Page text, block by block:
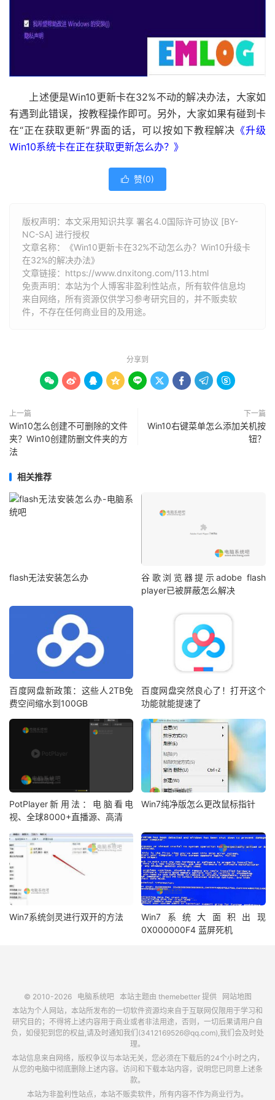
上述便是Win10更新卡在32%不动的解决办法，大家如
有遇到此错误，按教程操作即可。另外，大家如果有碰到卡
在“正在获取更新”界面的话，可以按如下教程解决 《升级
Win10系统卡在正在获取更新怎么办？》
 赞(0)
版权声明：本文采用知识共享 署名4.0国际许可协议 [BY-
NC-SA] 进行授权
文章名称：《Win10更新卡在32%不动怎么办？Win10升级卡
在32%的解决办法》
文章链接： https://www.dnxitong.com/113.html
免责声明：本站为个人博客非盈利性站点，所有软件信息均
来自网络，所有资源仅供学习参考研究目的，并不贩卖软
件，不存在任何商业目的及用途。
分享到
        
上一篇
Win10怎么创建不可删除的文件
夹？Win10创建防删文件夹的方
法
下一篇
Win10右键菜单怎么添加关机按
钮？
相关推荐
flash无法安装怎么办
谷歌浏览器提示adobe flash
player已被屏蔽怎么解决
百度网盘新政策：这些人2TB免
费空间缩水到100GB
百度网盘突然良心了！打开这个
功能就能提速了
PotPlayer新用法：电脑看电
视、全球8000+直播源、高清
Win7纯净版怎么更改鼠标指针
Win7系统剑灵进行双开的方法
Win7系统大面积出现
0X000000F4 蓝屏死机
© 2010-2026 电脑系统吧本站主题由 themebetter提供
网站地图
本站为个人网站，本站所发布的一切软件资源均来自于互联网仅限用于学习和
研究目的；不得将上述内容用于商业或者非法用途，否则，一切后果请用户自
负，如侵犯到您的权益,请及时通知我们(3412169526@qq.com),我们会及时处
理。
本站信息来自网络，版权争议与本站无关，您必须在下载后的24个小时之内，
从您的电脑中彻底删除上述内容。访问和下载本站内容，说明您已同意上述条
款。
本站为非盈利性站点，本站不贩卖软件，所有内容不作为商业行为。